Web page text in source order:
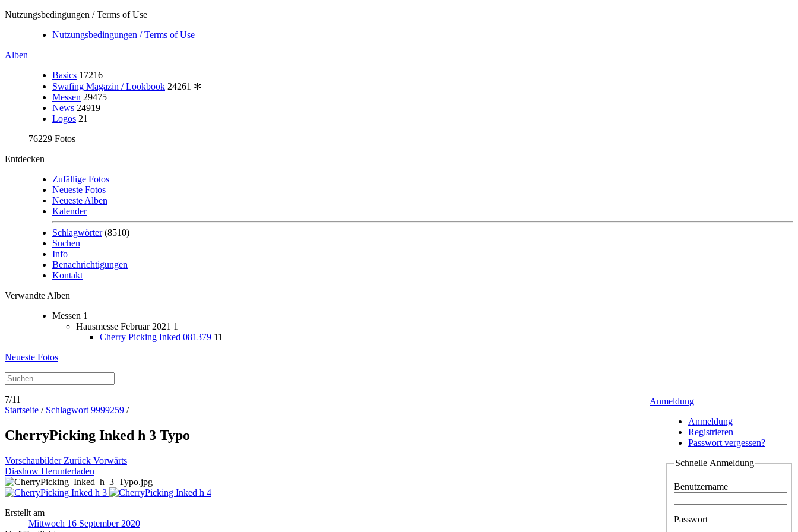
Nutzungsbedingungen / Terms of Use
Nutzungsbedingungen / Terms of Use
Alben
Basics 17216
Swafing Magazin / Lookbook 24261 ✻
Messen 29475
News 24919
Logos 21
76229 Fotos
Entdecken
Zufällige Fotos
Neueste Fotos
Neueste Alben
Kalender
Schlagwörter(8510)
Suchen
Info
Benachrichtigungen
Kontakt
Verwandte Alben
Messen 1
Hausmesse Februar 2021 1
Cherry Picking Inked 081379 11
Neueste Fotos
Anmeldung
Anmeldung
Registrieren
Passwort vergessen?
Schnelle Anmeldung
Benutzername
Passwort
7/11
Startseite / Schlagwort 9999259 /
CherryPicking Inked h 3 Typo
Vorschaubilder Zurück Vorwärts
Diashow Herunterladen
Erstellt am
Mittwoch 16 September 2020